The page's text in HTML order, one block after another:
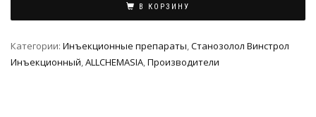
В КОРЗИНУ
Категории: Инъeкциoнныe препараты,Станозолол Винстрол
Инъекционный,ALLCHEMASIA,Производители